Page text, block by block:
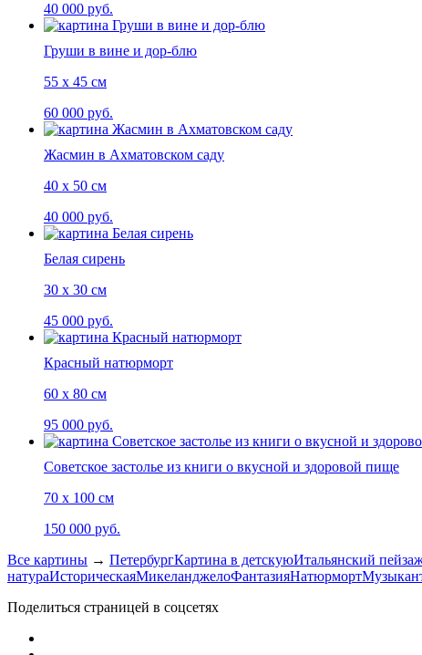
40 000 руб.
Груши в вине и дор-блю
55 х 45 см
60 000 руб.
Жасмин в Ахматовском саду
40 х 50 см
40 000 руб.
Белая сирень
30 х 30 см
45 000 руб.
Красный натюрморт
60 х 80 см
95 000 руб.
Советское застолье из книги о вкусной и здоровой пище
70 х 100 см
150 000 руб.
Все картины → ПетербургКартина в детскуюИтальянский
натураИсторическаяМикеланджелоФантазияНатюрморт
Поделиться страницей в соцсетях